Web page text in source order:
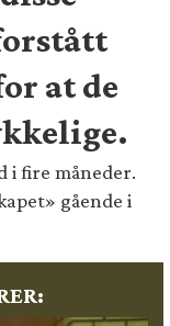
at de
i fire måneder.
gående i